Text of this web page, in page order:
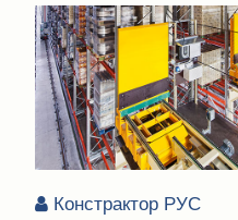
Констрактор РУС